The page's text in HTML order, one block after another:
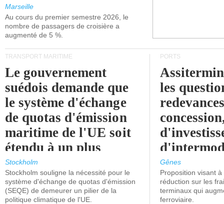
Marseille
Au cours du premier semestre 2026, le
nombre de passagers de croisière a
augmenté de 5 %.
TRANSPORT MARITIME
Le gouvernement
suédois demande que
le système d'échange
de quotas d'émission
maritime de l'UE soit
étendu à un plus
grand nombre de
navires.
Stockholm
Stockholm souligne la nécessité pour le
système d'échange de quotas d'émission
(SEQE) de demeurer un pilier de la
politique climatique de l'UE.
PORTS
les
l'attention
politiciens.
Gênes
Proposition visant
réduction sur les
terminaux qui
ferroviaire.